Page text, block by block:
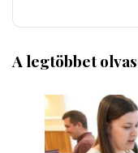
A legtöbbet